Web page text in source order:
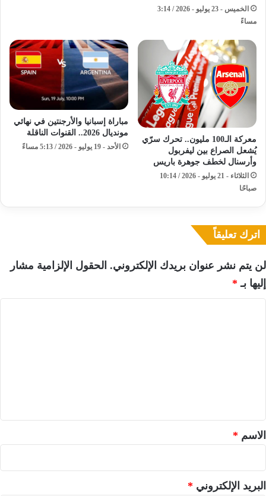
الخميس - 23 يوليو - 2026 / 3:14
مساءً
معركة الـ100 مليون.. تحرك سرّي
يُشعل الصراع بين ليفربول
وأرسنال لخطف جوهرة باريس
الثلاثاء - 21 يوليو - 2026 / 10:14
صباحًا
مباراة إسبانيا والأرجنتين في نهائي
مونديال 2026.. القنوات الناقلة
الأحد - 19 يوليو - 2026 / 5:13 مساءً
اترك تعليقاً
لن يتم نشر عنوان بريدك الإلكتروني. الحقول الإلزامية مشار
إليها بـ *
*الاسم *
البريد الإلكتروني *